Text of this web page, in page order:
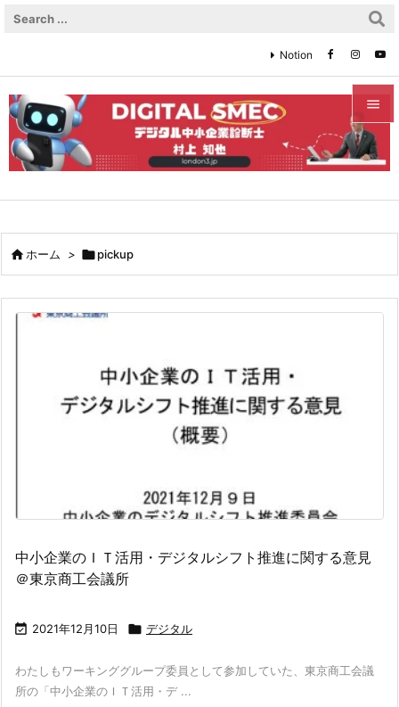


メニュ


次へ
Notion
ホーム > pickup
中小企業のＩＴ活用・デジタルシフト推進に関する意見
＠東京商工会議所
 2021年12月10日  デジタル
わたしもワーキンググループ委員として参加していた、東京商工会議
所の「中小企業のＩＴ活用・デ ...